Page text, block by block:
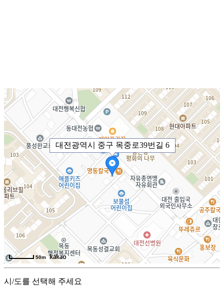
대전광역시 중구 목중로39번길 6
50m
시/도를 선택해 주세요